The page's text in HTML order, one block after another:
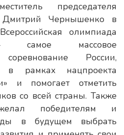
председателя
Дмитрий Чернышенко в
олимпиада
самое массовое
соревнование России,
в рамках нацпроекта
и помогает отметить
со всей страны. Также
победителям и
в будущем выбрать